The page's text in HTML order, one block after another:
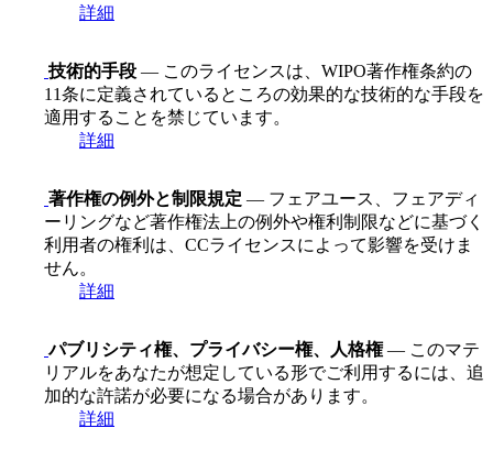
詳細
技術的手段 — このライセンスは、WIPO著作権条約の
11条に定義されているところの効果的な技術的な手段を
適用することを禁じています。
詳細
著作権の例外と制限規定 — フェアユース、フェアディ
ーリングなど著作権法上の例外や権利制限などに基づく
利用者の権利は、CCライセンスによって影響を受けま
せん。
詳細
パブリシティ権、プライバシー権、人格権— このマテ
リアルをあなたが想定している形でご利用するには、追
加的な許諾が必要になる場合があります。
詳細